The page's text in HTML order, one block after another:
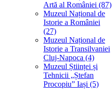
Artă al României (87)
Muzeul Național de
Istorie a României
(27)
Muzeul Național de
Istorie a Transilvaniei
Cluj-Napoca (4)
Muzeul Științei și
Tehnicii „Ștefan
Procopiu” Iași (5)